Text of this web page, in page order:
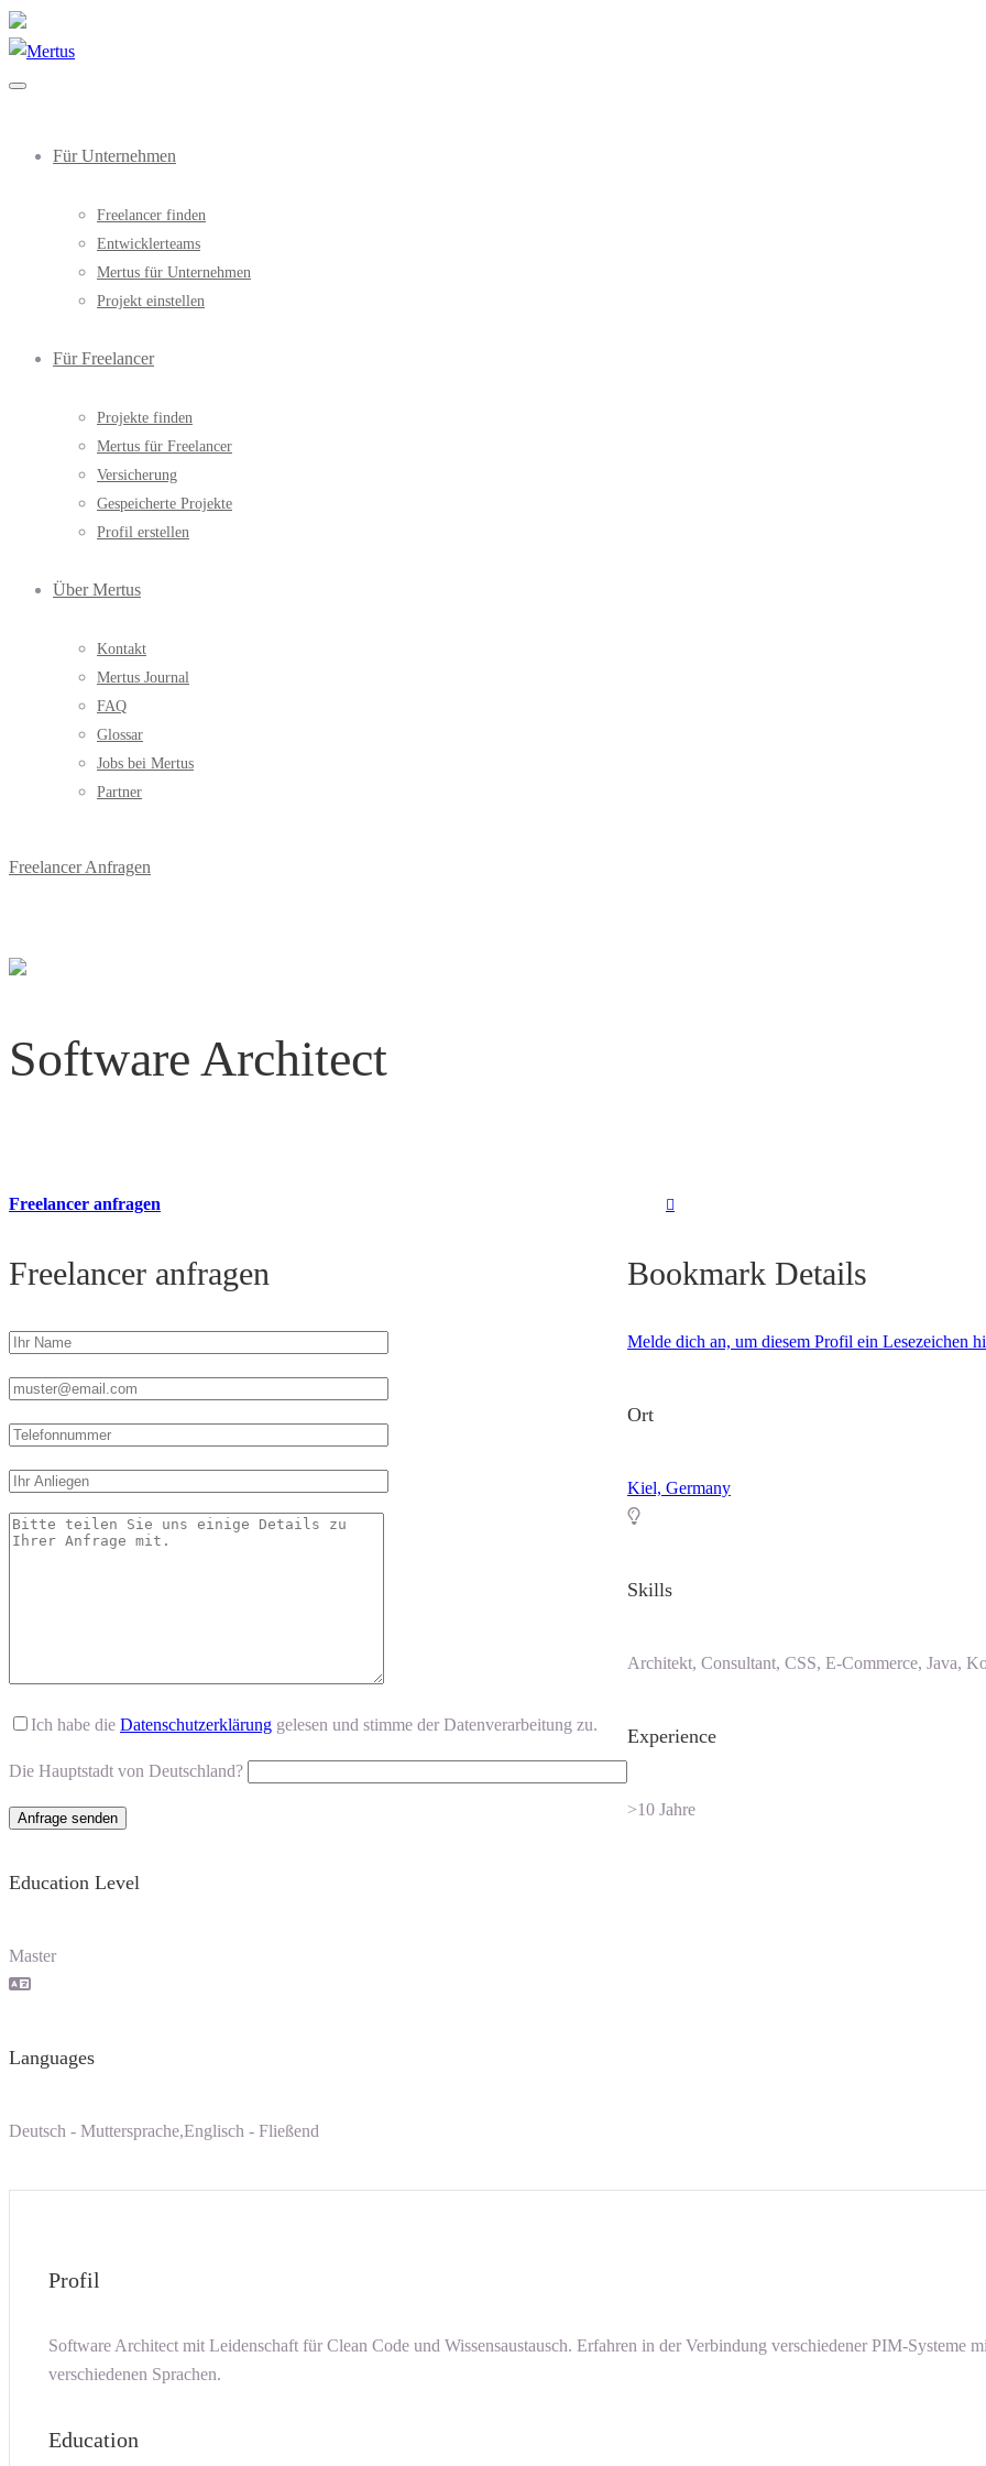
Für Unternehmen
Freelancer finden
Entwicklerteams
Mertus für Unternehmen
Projekt einstellen
Für Freelancer
Projekte finden
Mertus für Freelancer
Versicherung
Gespeicherte Projekte
Profil erstellen
Über Mertus
Kontakt
Mertus Journal
FAQ
Glossar
Jobs bei Mertus
Partner
Freelancer Anfragen
Software Architect
Freelancer anfragen
Freelancer anfragen
Ich habe die Datenschutzerklärung gelesen und stimme der Datenverarbeitung zu.
Die Hauptstadt von Deutschland?
Bookmark Details
Melde dich an, um diesem Profil ein Lesezeichen
Ort
Kiel, Germany
Skills
Architekt, Consultant, CSS, E-Commerce, Java,
Experience
>10 Jahre
Education Level
Master
Languages
Deutsch - Muttersprache,Englisch - Fließend
Profil
Software Architect mit Leidenschaft für Clean Code und Wissensaustausch. Erfahren in der Verbindung verschiedener PIM-Systeme
verschiedenen Sprachen.
Education